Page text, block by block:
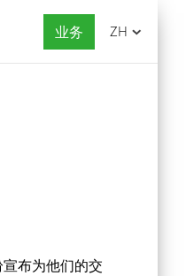
业务 ZH
布为他们的交